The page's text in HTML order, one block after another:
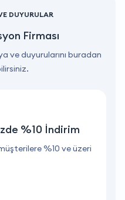
DUYURULAR
Firması
ve duyurularını buradan
%10 İndirim
%10 ve üzeri